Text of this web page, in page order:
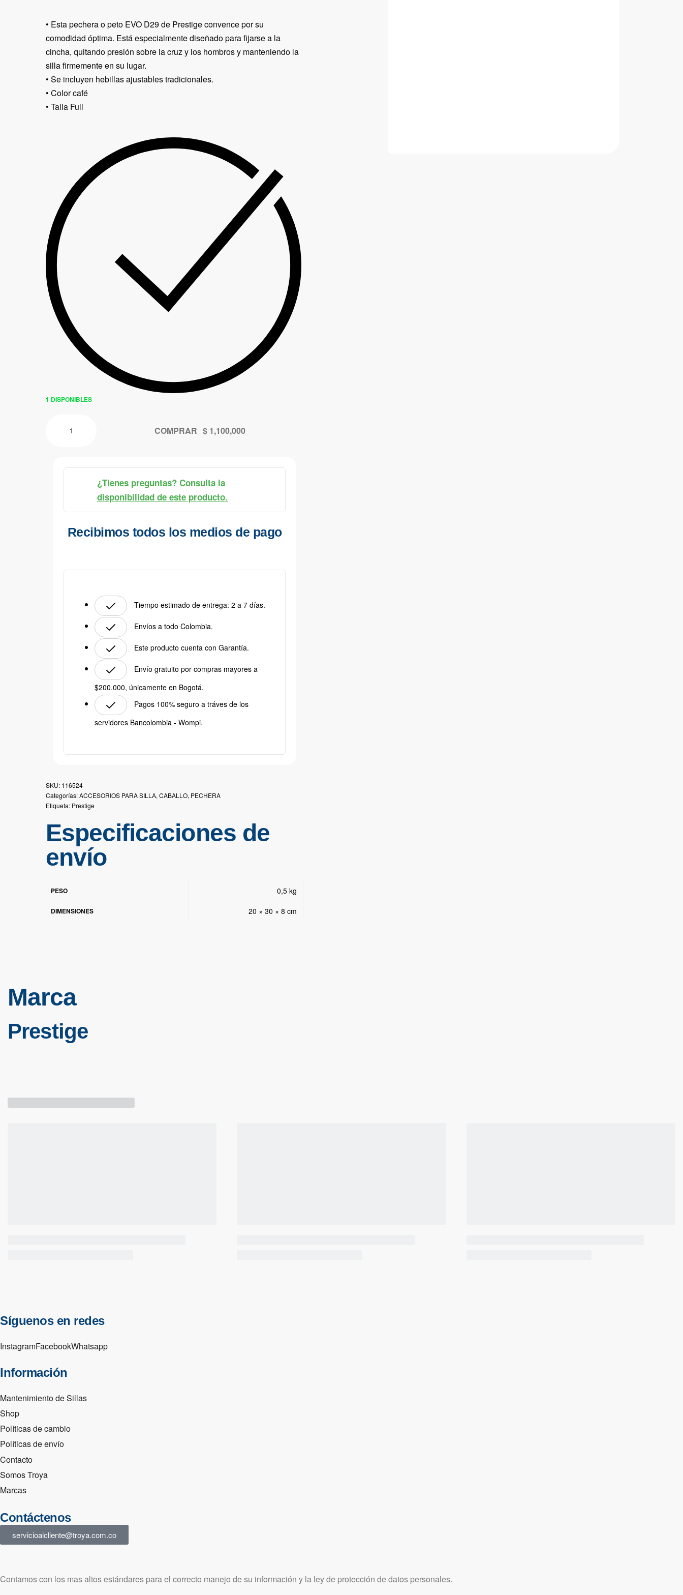
• Esta pechera o peto EVO D29 de Prestige convence por su
comodidad óptima. Está especialmente diseñado para fijarse a la
cincha, quitando presión sobre la cruz y los hombros y manteniendo la
silla firmemente en su lugar.
• Se incluyen hebillas ajustables tradicionales.
• Color café
• Talla Full
1 DISPONIBLES
COMPRAR
¿Tienes preguntas? Consulta la
disponibilidad de este producto.
Recibimos todos los medios de pago
Tiempo estimado de entrega: 2 a 7 días.
Envíos a todo Colombia.
Este producto cuenta con Garantía.
Envío gratuito por compras mayores a
$200.000, únicamente en Bogotá.
Pagos 100% seguro a tráves de los
servidores Bancolombia - Wompi.
116524
Categorías:ACCESORIOS PARA SILLA, CABALLO, PECHERA
Etiqueta: Prestige
Especificaciones de
envío
PESO 0,5 kg
DIMENSIONES 20 × 30 × 8 cm
Marca
Prestige
Síguenos en redes
InstagramFacebookWhatsapp
Información
Mantenimiento de Sillas
Shop
Políticas de cambio
Políticas de envío
Contacto
Somos Troya
Marcas
Contáctenos
servicioalcliente@troya.com.co
Contamos con los mas altos estándares para el correcto manejo de su información y la ley de protección de datos personales.